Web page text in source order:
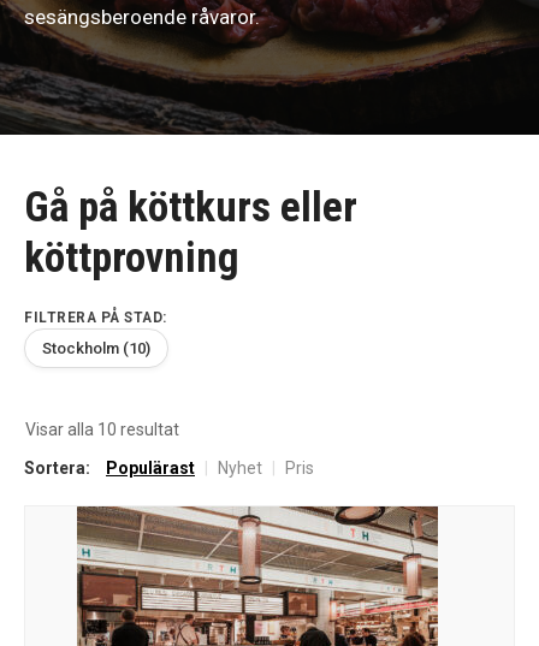
sesängsberoende råvaror.
Gå på köttkurs eller
köttprovning
FILTRERA PÅ STAD:
Stockholm (10)
Visar alla 10 resultatSortera
senaste
Sortera: Populärast Nyhet Pris